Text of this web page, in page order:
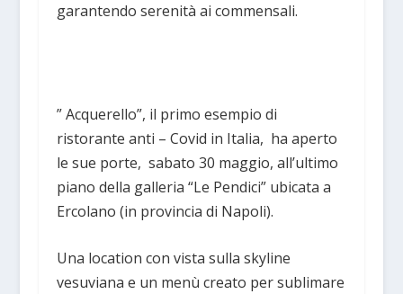
garantendo serenità ai commensali.
” Acquerello”, il primo esempio di
ristorante anti – Covid in Italia, ha aperto
le sue porte, sabato 30 maggio, all’ultimo
piano della galleria “Le Pendici” ubicata a
Ercolano (in provincia di Napoli).
Una location con vista sulla skyline
vesuviana e un menù creato per sublimare